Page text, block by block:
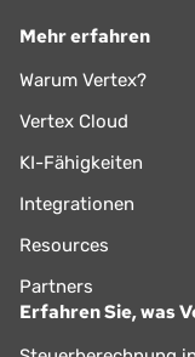
Mehr erfahren
Warum Vertex?
Vertex Cloud
KI-Fähigkeiten
Integrationen
Resources
Partners
Erfahren Sie, was